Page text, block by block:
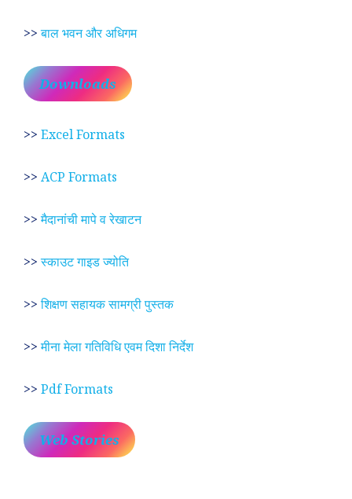
>>बाल भवन और अधिगम
Downloads
>> Excel Formats
>> ACP Formats
>>मैदानांची मापे व रेखाटन
>>स्काउट गाइड ज्योति
>>शिक्षण सहायक सामग्री पुस्तक
>>मीना मेला गतिविधि एवम दिशा निर्देश
>> Pdf Formats
Web Stories